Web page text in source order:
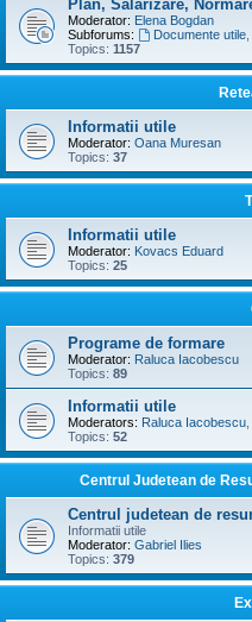
Plan, Salarizare,
Moderator: Elena Bogdan
Subforums:
Documente utile,
Topics: 1157
Informatii utile
Moderator: Oana Muresan
Topics: 37
Informatii utile
Moderator: Kovacs Eduard
Topics: 25
Programe de formare
Moderator: Raluca Iacobescu
Topics: 89
Informatii utile
Moderators: Raluca Iacobescu
Topics: 52
Centrul Judetean de
Centrul judetean de
Informatii utile
Moderator: Gabriel Ilies
Topics: 379